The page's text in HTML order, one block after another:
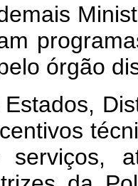
órgão
serviços,